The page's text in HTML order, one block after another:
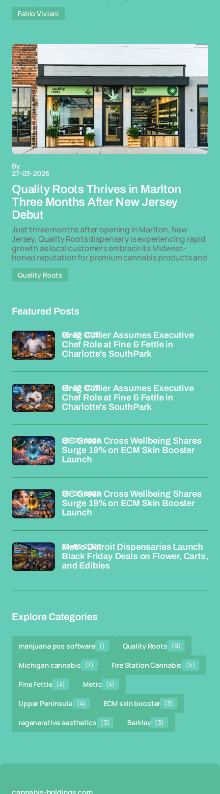
Fabio Viviani
By
27-03-2026
Quality Roots Thrives in Marlton
Three Months After New Jersey
Debut
Just three months after opening in Marlton, New
Jersey, Quality Roots dispensary is experiencing rapid
growth as local customers embrace its Midwest-
honed reputation for premium cannabis products and
Quality Roots
Featured Posts
Greg Collier Assumes Executive
Chef Role at Fine & Fettle in
Charlotte's SouthPark
26-03-2026
Greg Collier Assumes Executive
Chef Role at Fine & Fettle in
Charlotte's SouthPark
26-03-2026
GC Green Cross Wellbeing Shares
Surge 19% on ECM Skin Booster
Launch
26-03-2026
GC Green Cross Wellbeing Shares
Surge 19% on ECM Skin Booster
Launch
26-03-2026
Metro Detroit Dispensaries Launch
Black Friday Deals on Flower, Carts,
and Edibles
26-03-2026
Explore Categories
marijuana pos software () Quality Roots (9)
Michigan cannabis (7) Fire Station Cannabis (5)
Fine Fettle (4) Metrc (4)
Upper Peninsula (4) ECM skin booster (3)
regenerative aesthetics (3) Berkley (3)